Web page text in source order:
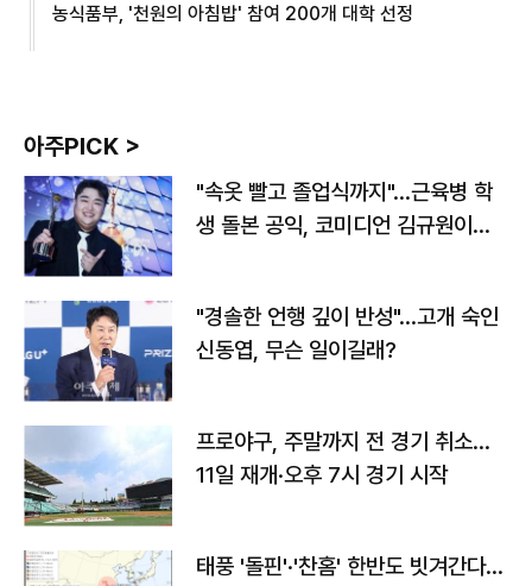
농식품부, '천원의 아침밥' 참여 200개 대학 선정
아주PICK >
"속옷 빨고 졸업식까지"…근육병 학
생 돌본 공익, 코미디언 김규원이었
"경솔한 언행 깊이 반성"…고개 숙인
신동엽, 무슨 일이길래?
프로야구, 주말까지 전 경기 취소…
11일 재개·오후 7시 경기 시작
태풍 '돌핀'·'찬홈' 한반도 빗겨간다…